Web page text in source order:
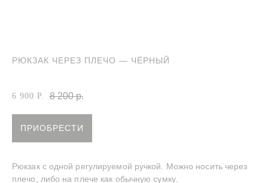
РЮКЗАК ЧЕРЕЗ ПЛЕЧО — ЧЁРНЫЙ
6 900 Р. 8 200 р.
ПРИОБРЕСТИ
Рюкзак с одной регулируемой ручкой. Можно носить через
плечо, либо на плече как обычную сумку.